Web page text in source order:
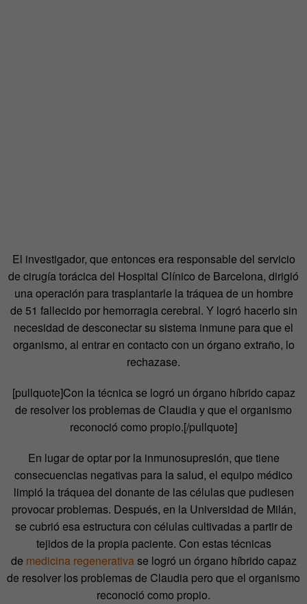
El investigador, que entonces era responsable del servicio
de cirugía torácica del Hospital Clínico de Barcelona, dirigió
una operación para trasplantarle la tráquea de un hombre
de 51 fallecido por hemorragia cerebral. Y logró hacerlo sin
necesidad de desconectar su sistema inmune para que el
organismo, al entrar en contacto con un órgano extraño, lo
rechazase.
[pullquote]Con la técnica se logró un órgano híbrido capaz
de resolver los problemas de Claudia y que el organismo
reconoció como propio.[/pullquote]
En lugar de optar por la inmunosupresión, que tiene
consecuencias negativas para la salud, el equipo médico
limpió la tráquea del donante de las células que pudiesen
provocar problemas. Después, en la Universidad de Milán,
se cubrió esa estructura con células cultivadas a partir de
tejidos de la propia paciente. Con estas técnicas
de medicina regenerativase logró un órgano híbrido capaz
de resolver los problemas de Claudia pero que el organismo
reconoció como propio.